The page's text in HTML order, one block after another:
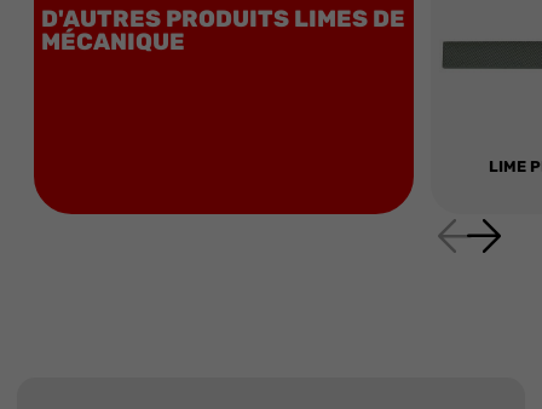
D'AUTRES PRODUITS LIMES DE
MÉCANIQUE
LIME